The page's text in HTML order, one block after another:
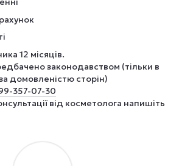
12 місяців.
законодавством (тільки в
домовленістю сторін)
357-07-30
від косметолога напишіть